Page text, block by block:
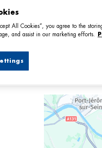
15 Garage
All Cookies”, you agree to the
and assist in our marketing efforts.